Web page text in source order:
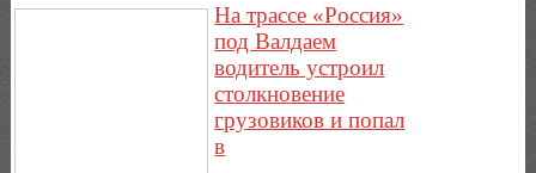
На трассе «Россия»
под Валдаем
водитель устроил
столкновение
грузовиков и попал
в